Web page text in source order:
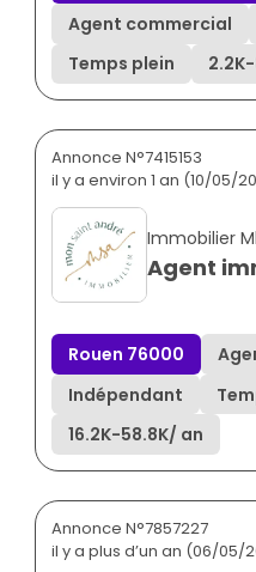
Agent commercial
Temps plein
2.2K-
Annonce N°7415153
il y a environ 1 an (10/05/
Immobilier
Agent
Rouen 76000
Indépendant
16.2K-58.8K/ an
Annonce N°7857227
il y a plus d’un an (06/05/